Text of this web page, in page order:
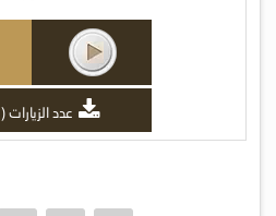
عدد الزيارات ( 438 )